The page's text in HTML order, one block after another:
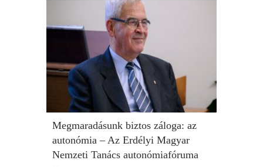
Megmaradásunk biztos záloga: az
autonómia – Az Erdélyi Magyar
Nemzeti Tanács autonómiafóruma